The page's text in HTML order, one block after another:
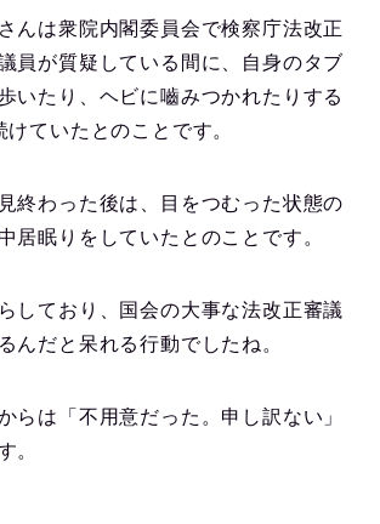
んは衆院内閣委員会で検察庁法改正
員が質疑している間に、自身のタブ
いたり、ヘビに嚙みつかれたりする
ていたとのことです。
終わった後は、目をつむった状態の
居眠りをしていたとのことです。
しており、国会の大事な法改正審議
んだと呆れる行動でしたね。
らは「不用意だった。申し訳ない」
。